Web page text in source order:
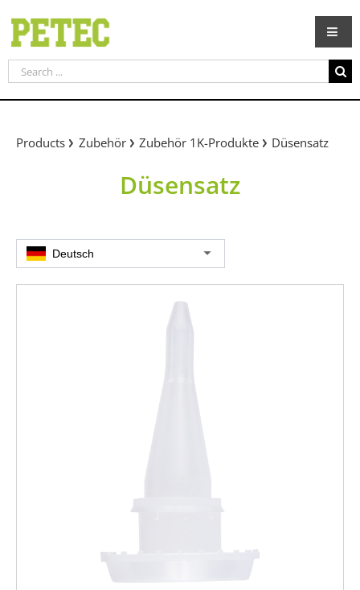
content
Search
for:
Products Zubehör Zubehör 1K-Produkte Düsensatz
Düsensatz
Deutsch